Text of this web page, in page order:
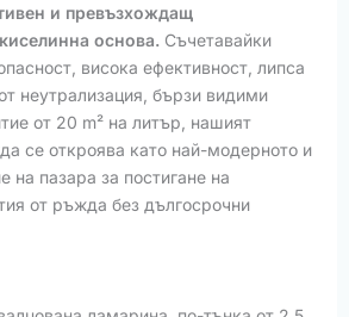
и превъзхождащ
основа. Съчетавайки
висока ефективност, липса
неутрализация, бързи видими
от 20 m² на литър, нашият
се откроява като най-модерното и
на пазара за постигане на
от ръжда без дългосрочни